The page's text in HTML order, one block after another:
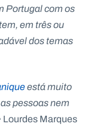
Portugal com os
em três ou
dos temas
está muito
pessoas nem
Lourdes Marques